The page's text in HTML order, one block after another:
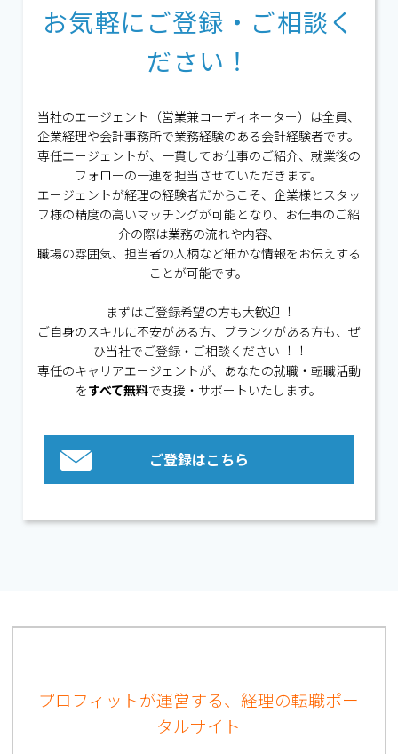
お気軽にご登録・ご相談く
ださい！
当社のエージェント（営業兼コーディネーター）は全員、
企業経理や会計事務所で業務経験のある会計経験者です。
専任エージェントが、⼀貫してお仕事のご紹介、就業後の
フォローの⼀連を担当させていただきます。
エージェントが経理の経験者だからこそ、企業様とスタッ
フ様の精度の⾼いマッチングが可能となり、お仕事のご紹
介の際は業務の流れや内容、
職場の雰囲気、担当者の⼈柄など細かな情報をお伝えする
ことが可能です。
まずはご登録希望の⽅も⼤歓迎︕
ご⾃⾝のスキルに不安がある⽅、ブランクがある⽅も、ぜ
ひ当社でご登録・ご相談ください︕︕
専任のキャリアエージェントが、あなたの就職・転職活動
をすべて無料で⽀援・サポートいたします。
ご登録はこちら
プロフィットが運営する、経理の転職ポー
タルサイト